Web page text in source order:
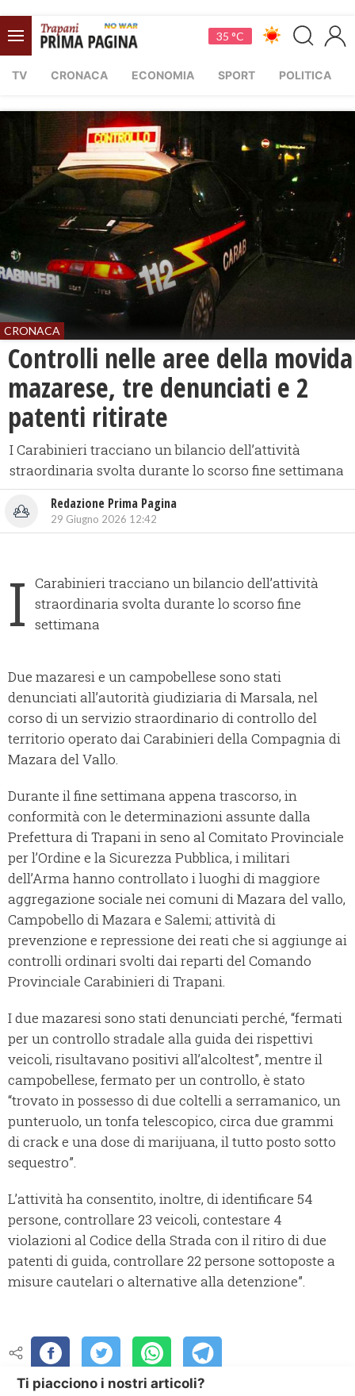
35 °C
TV CRONACA ECONOMIA SPORT POLITICA
CRONACA
​Controlli nelle aree della movida
mazarese, tre denunciati e 2
patenti ritirate
I Carabinieri tracciano un bilancio dell’attività
straordinaria svolta durante lo scorso fine settimana
Redazione Prima Pagina
29 Giugno 2026 12:42
I Carabinieri tracciano un bilancio dell’attività
straordinaria svolta durante lo scorso fine
settimana
Due mazaresi e un campobellese sono stati
denunciati all’autorità giudiziaria di Marsala, nel
corso di un servizio straordinario di controllo del
territorio operato dai Carabinieri della Compagnia di
Mazara del Vallo.
Durante il fine settimana appena trascorso, in
conformità con le determinazioni assunte dalla
Prefettura di Trapani in seno al Comitato Provinciale
per l’Ordine e la Sicurezza Pubblica, i militari
dell’Arma hanno controllato i luoghi di maggiore
aggregazione sociale nei comuni di Mazara del vallo,
Campobello di Mazara e Salemi; attività di
prevenzione e repressione dei reati che si aggiunge ai
controlli ordinari svolti dai reparti del Comando
Provinciale Carabinieri di Trapani.
I due mazaresi sono stati denunciati perché, “fermati
per un controllo stradale alla guida dei rispettivi
veicoli, risultavano positivi all’alcoltest”, mentre il
campobellese, fermato per un controllo, è stato
“trovato in possesso di due coltelli a serramanico, un
punteruolo, un tonfa telescopico, circa due grammi
di crack e una dose di marijuana, il tutto posto sotto
sequestro”.
L’attività ha consentito, inoltre, di identificare 54
persone, controllare 23 veicoli, contestare 4
violazioni al Codice della Strada con il ritiro di due
patenti di guida, controllare 22 persone sottoposte a
misure cautelari o alternative alla detenzione”.
Ti piacciono i nostri articoli?